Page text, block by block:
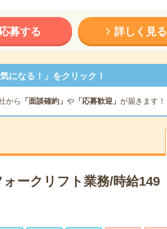
応募する 詳しく見る
になる！」をクリック！
から 「面談確約」 や「応募歓迎」 が届きます！
ークリフト業務/時給149